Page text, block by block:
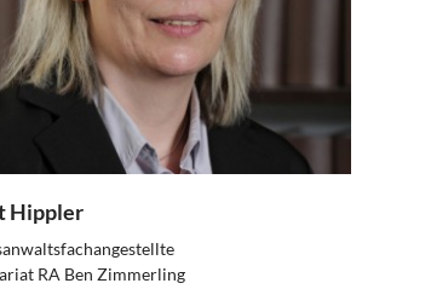
Hippler
RA Ben Zimmerling